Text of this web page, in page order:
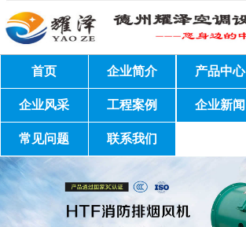
首页 企业简介 产品中心
企业风采 工程案例 企业新闻
常见问题 联系我们